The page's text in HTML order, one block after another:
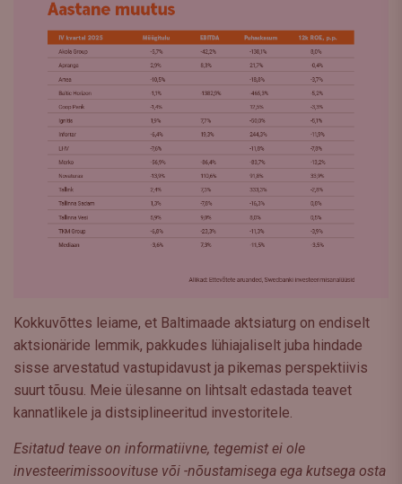
Kokkuvõttes leiame, et Baltimaade aktsiaturg on endiselt
aktsionäride lemmik, pakkudes lühiajaliselt juba hindade
sisse arvestatud vastupidavust ja pikemas perspektiivis
suurt tõusu. Meie ülesanne on lihtsalt edastada teavet
kannatlikele ja distsiplineeritud investoritele.
Esitatud teave on informatiivne, tegemist ei ole
investeerimissoovituse või -nõustamisega ega kutsega osta